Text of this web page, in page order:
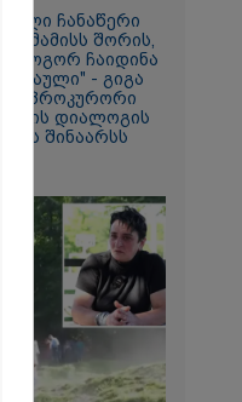
ჩანაწერი
მამამისს შორის,
როგორ ჩაიდინა
- გიგა
პროკურორი
მამის დიალოგის
შინაარსს